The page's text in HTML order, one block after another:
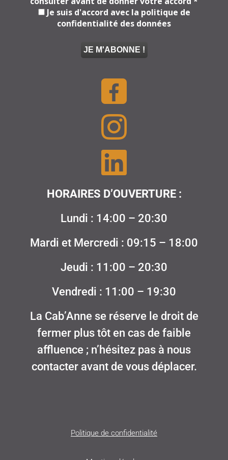
Je suis d'accord avec la politique de
confidentialité des données
HORAIRES D’OUVERTURE :
Lundi : 14:00 – 20:30
Mardi et Mercredi : 09:15 – 18:00
Jeudi : 11:00 – 20:30
Vendredi : 11:00 – 19:30
La Cab’Anne se réserve le droit de
fermer plus tôt en cas de faible
affluence ; n’hésitez pas à nous
contacter avant de vous déplacer.
Politique de confidentialité